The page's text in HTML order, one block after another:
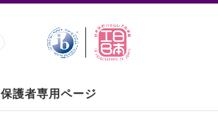
保護者専用ページ